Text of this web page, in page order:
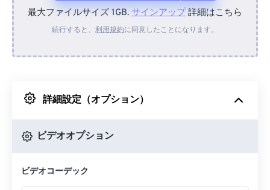
デバイスから
Googleドライブから
最大ファイルサイズ 1GB. サインアップ詳細はこちら
続行すると、 利用規約に同意したことになります。
詳細設定（オプション）
ビデオオプション
ビデオコーデック